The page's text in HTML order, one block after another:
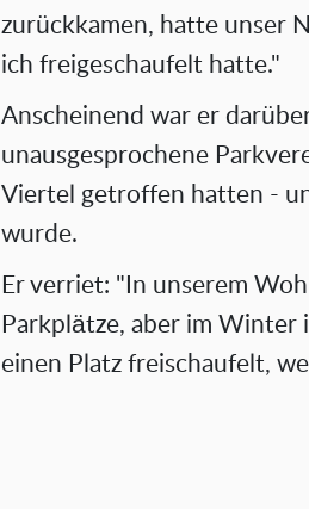
zurückkamen, hatte unser
ich freigeschaufelt hatte."
Anscheinend war er
unausgesprochene
Viertel getroffen hatten -
wurde.
Er verriet: "In unserem
Parkplätze, aber im Winter
einen Platz freischaufelt,